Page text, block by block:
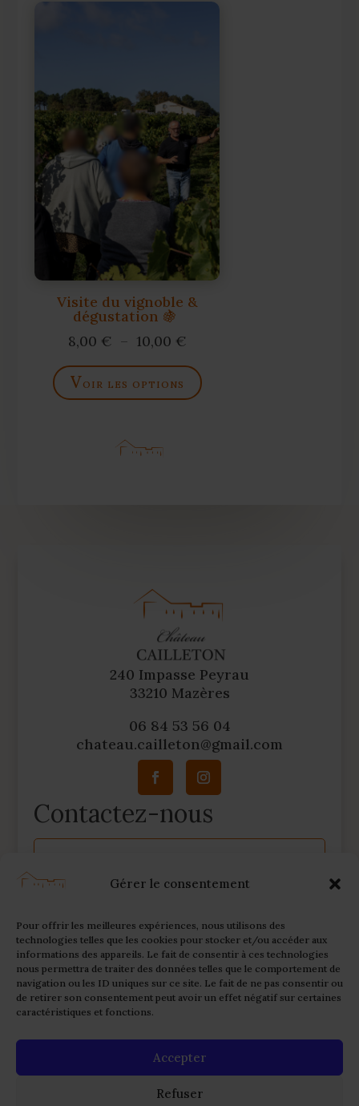
Gérer le consentement
Pour offrir les meilleures expériences, nous utilisons des
technologies telles que les cookies pour stocker et/ou accéder aux
informations des appareils. Le fait de consentir à ces technologies
nous permettra de traiter des données telles que le comportement de
navigation ou les ID uniques sur ce site. Le fait de ne pas consentir ou
de retirer son consentement peut avoir un effet négatif sur certaines
caractéristiques et fonctions.
Accepter
Refuser
Visite du vignoble &
dégustation 🍇
8,00 € – 10,00 €Plage
de
prix :
8,00 €
voir les options
240 Impasse Peyrau
33210 Mazères
06 84 53 56 04
chateau.cailleton@gmail.com
Contactez-nous
t
r
n
a
t
i
v